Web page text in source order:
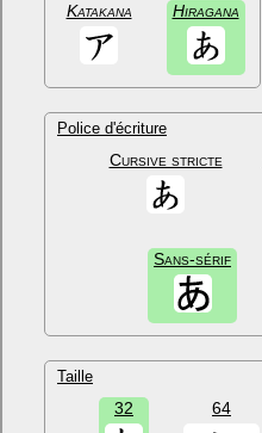
Katakana Hiragana
Police d'écriture
Cursive stricte
Sans-sérif
Taille
32 64